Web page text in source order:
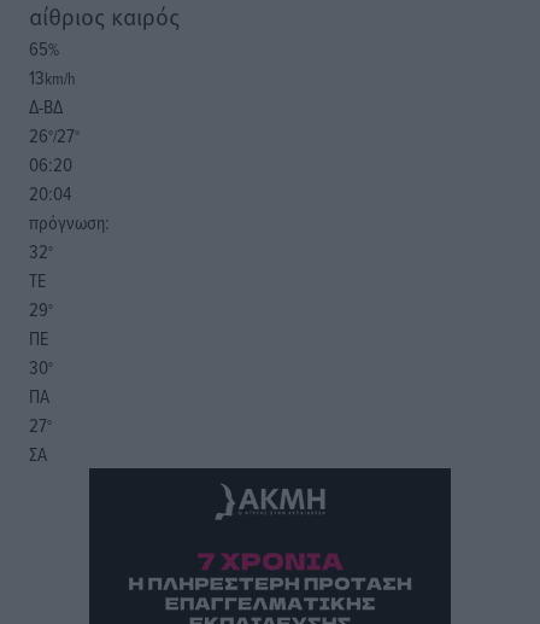
αίθριος καιρός
65%
13km/h
Δ-ΒΔ
26°/27°
06:20
20:04
πρόγνωση:
32°
ΤΕ
29°
ΠΕ
30°
ΠΑ
27°
ΣΑ